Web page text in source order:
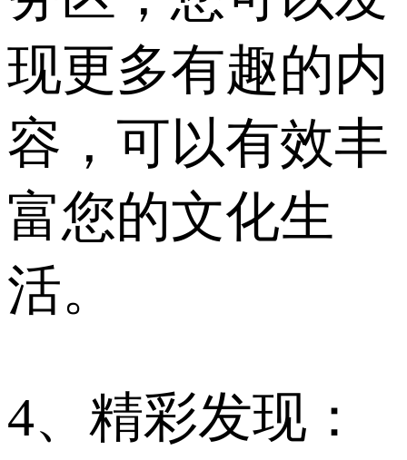
现更多有趣的内
容，可以有效丰
富您的文化生
活。
4、精彩发现：